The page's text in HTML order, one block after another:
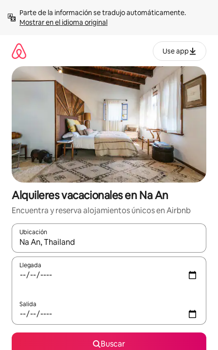
contenidoMostrar en el idioma original
Use app
Alquileres vacacionales en Na An
Encuentra y reserva alojamientos únicos en Airbnb
Ubicación
Cuando los resultados estén disponibles, navega con las
Llegada
Salida
Buscar